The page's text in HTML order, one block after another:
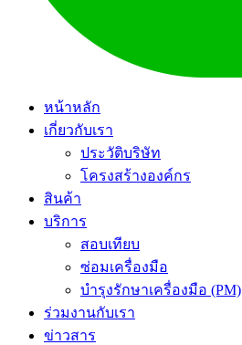
หน้าหลัก
เกี่ยวกับเรา
ประวัติบริษัท
โครงสร้างองค์กร
สินค้า
บริการ
สอบเทียบ
ซ่อมเครื่องมือ
บำรุงรักษาเครื่องมือ (PM)
ร่วมงานกับเรา
ข่าวสาร